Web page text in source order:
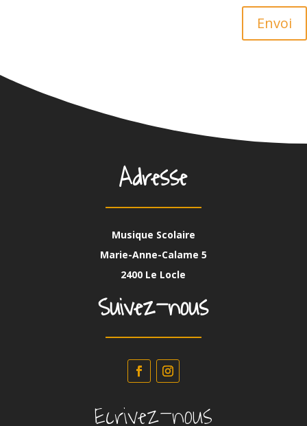
Envoi
Adresse
Musique Scolaire
Marie-Anne-Calame 5
2400 Le Locle
Suivez-nous
Ecrivez-nous